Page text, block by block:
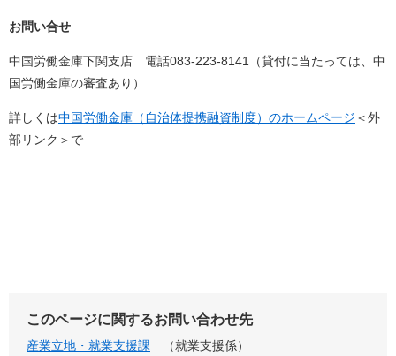
お問い合せ
中国労働金庫下関支店 電話083‐223-8141（貸付に当たっては、中
国労働金庫の審査あり）
詳しくは中国労働金庫（自治体提携融資制度）のホームページ ＜外
部リンク＞ で
このページに関するお問い合わせ先
産業立地・就業支援課
就業支援係